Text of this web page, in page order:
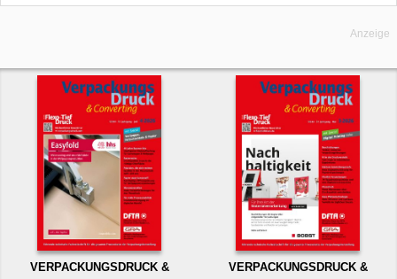
Anzeige
VERPACKUNGSDRUCK &
VERPACKUNGSDRUCK &